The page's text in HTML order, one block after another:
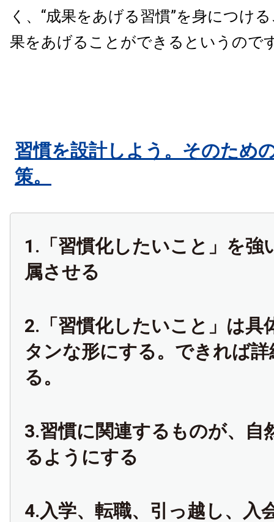
く、“成果をあげる習慣”を身につけ
果をあげることができるというので
習慣を設計しよう。そのため
策。
1.「習慣化したいこと」を強
属させる
2.「習慣化したいこと」は具
タンな形にする。できれば
る。
3.習慣に関連するものが、自
るようにする
4.入学、転職、引っ越し、入